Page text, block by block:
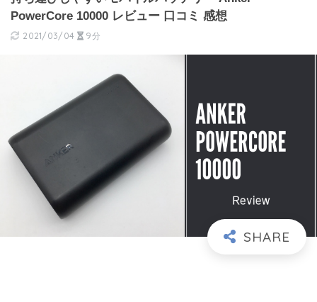
PowerCore 10000 レビュー 口コミ 感想
2021/03/04 9分